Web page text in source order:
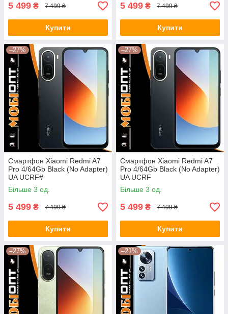
5 499 ₴ 7 499 ₴
Купити
5 499 ₴ 7 499 ₴
Купити
–27%
Смартфон Xiaomi Redmi A7
Pro 4/64Gb Black (No Adapter)
UA UCRF#
Більше 3 од.
5 499 ₴ 7 499 ₴
Купити
–27%
Смартфон Xiaomi Redmi A7
Pro 4/64Gb Black (No Adapter)
UA UCRF
Більше 3 од.
5 499 ₴ 7 499 ₴
Купити
–27% –21%